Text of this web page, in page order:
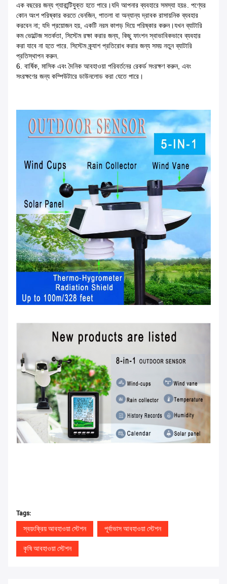
এক বছরের জন্য গ্যারান্টিযুক্ত হতে পারে।যদি আপনার ব্যবহারে সমস্যা হয়৪. পণ্যের
কোন অংশ পরিষ্কার করতে বেনজিন, পাতলা বা অন্যান্য দ্রাবক রাসায়নিক ব্যবহার
করবেন না; যদি প্রয়োজন হয়, একটি নরম কাপড় দিয়ে পরিষ্কার করুন।যখন ব্যাটারি
কম ভোল্টেজ সতর্কতা, সিস্টেম রক্ষা করার জন্য, কিছু ফাংশন স্বাভাবিকভাবে ব্যবহার
করা যাবে না হতে পারে. সিস্টেম ক্র্যাশ প্রতিরোধ করার জন্য সময় নতুন ব্যাটারি
প্রতিস্থাপন করুন.
6. বার্ষিক, মাসিক এবং দৈনিক আবহাওয়া পরিবর্তনের রেকর্ড সংরক্ষণ করুন, এবং
সংরক্ষণের জন্য কম্পিউটারে ডাউনলোড করা যেতে পারে।
Tags:
স্বয়ংক্রিয় আবহাওয়া স্টেশন পূর্বাভাস আবহাওয়া স্টেশন
কৃষি আবহাওয়া স্টেশন